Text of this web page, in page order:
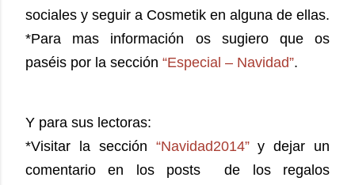
sociales y seguir a Cosmetik en alguna de ellas.
*Para mas información os sugiero que os
paséis por la sección “Especial – Navidad”.
Y para sus lectoras:
*Visitar la sección “Navidad2014”y dejar un
comentario en los posts de los regalos